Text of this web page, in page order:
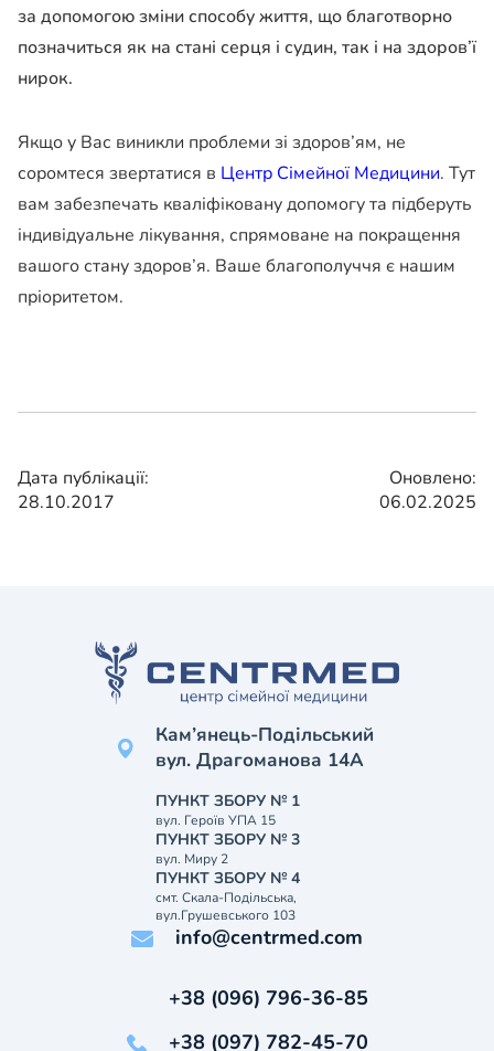
за допомогою зміни способу життя, що благотворно
позначиться як на стані серця і судин, так і на здоров’ї
нирок.
Якщо у Вас виникли проблеми зі здоров’ям, не
соромтеся звертатися в Центр Сімейної Медицини. Тут
вам забезпечать кваліфіковану допомогу та підберуть
індивідуальне лікування, спрямоване на покращення
вашого стану здоров’я. Ваше благополуччя є нашим
пріоритетом.
Дата публікації:
28.10.2017
Оновлено:
06.02.2025
Кам’янець-Подільський
вул. Драгоманова 14А
ПУНКТ ЗБОРУ № 1
вул. Героїв УПА 15
ПУНКТ ЗБОРУ № 3
вул. Миру 2
ПУНКТ ЗБОРУ № 4
смт. Скала-Подільська,
вул.Грушевського 103
info@centrmed.com
+38 (096) 796-36-85
+38 (097) 782-45-70